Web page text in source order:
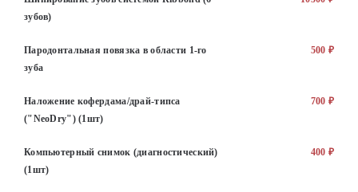
зубов)
Пародонтальная повязка в области 1-го
зуба
500 ₽
Наложение кофердама/драй-типса
("NeoDry") (1шт)
700 ₽
Компьютерный снимок (диагностический)
(1шт)
400 ₽